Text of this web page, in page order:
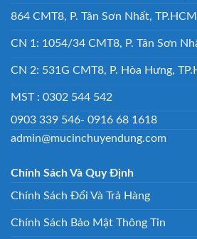
864 CMT8, P. Tân Sơn Nhất, TP.HCM
CN 1: 1054/34 CMT8, P. Tân Sơn
CN 2: 531G CMT8, P. Hòa Hưng,
MST : 0302 544 542
0903 339 546- 0916 68 1618
admin@mucinchuyendung.com
Chính Sách Và Quy Định
Chính Sách Đổi Và Trả Hàng
Chính Sách Bảo Mật Thông Tin